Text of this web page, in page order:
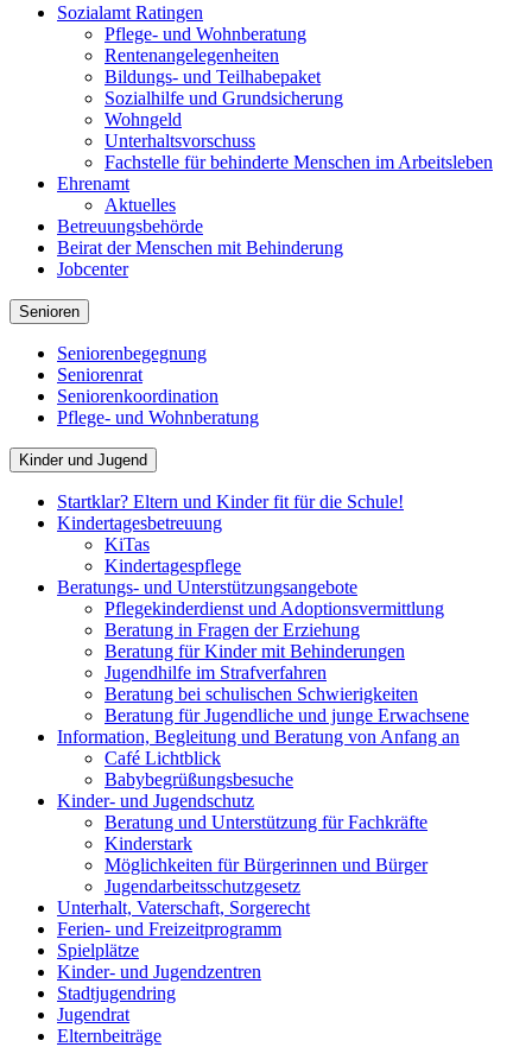
Sozialamt Ratingen
Pflege- und Wohnberatung
Rentenangelegenheiten
Bildungs- und Teilhabepaket
Sozialhilfe und Grundsicherung
Wohngeld
Unterhaltsvorschuss
Fachstelle für behinderte Menschen im Arbeitsleben
Ehrenamt
Aktuelles
Betreuungsbehörde
Beirat der Menschen mit Behinderung
Jobcenter
Senioren
Seniorenbegegnung
Seniorenrat
Seniorenkoordination
Pflege- und Wohnberatung
Kinder und Jugend
Startklar? Eltern und Kinder fit für die Schule!
Kindertagesbetreuung
KiTas
Kindertagespflege
Beratungs- und Unterstützungsangebote
Pflegekinderdienst und Adoptionsvermittlung
Beratung in Fragen der Erziehung
Beratung für Kinder mit Behinderungen
Jugendhilfe im Strafverfahren
Beratung bei schulischen Schwierigkeiten
Beratung für Jugendliche und junge Erwachsene
Information, Begleitung und Beratung von Anfang an
Café Lichtblick
Babybegrüßungsbesuche
Kinder- und Jugendschutz
Beratung und Unterstützung für Fachkräfte
Kinderstark
Möglichkeiten für Bürgerinnen und Bürger
Jugendarbeitsschutzgesetz
Unterhalt, Vaterschaft, Sorgerecht
Ferien- und Freizeitprogramm
Spielplätze
Kinder- und Jugendzentren
Stadtjugendring
Jugendrat
Elternbeiträge